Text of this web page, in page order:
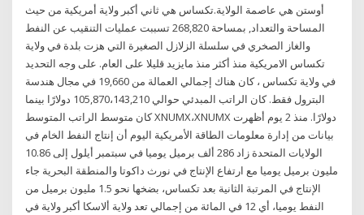
أوستن هي عاصمة الولاية.تكساس هي ثاني أكبر ولاية أمريكية من حيث
المساحة والتعداد, بمساحة 268,820 تسببت عمليات التنقيب عن النفط
والغاز الصخري في سلسلة الزلازل الصغيرة التي هزت بلدة في ولاية
تكساس الامريكية منذ أكثر منذ مايزيد قليلا على العام. على وجه التحديد
في ولاية تكساس ، كان هناك إجمالي العمالة من 19,660 في مجال هندسة
البترول فقط. كان الراتب المبدئي حوالي 105,870،143,210 دولارًا بينما
كان متوسط الراتب المتوسط XNUMX،XNUMX دولارًا. منذ 2 يوم أظهرت
بيانات من إدارة معلومات الطاقة الأمريكية اليوم أن إنتاج النفط الخام في
الولايات المتحدة زاد 286 ألف برميل يوميا في سبتمبر أيلول إلى 10.86
مليون برميل يوميا مع ارتفاع الإنتاج في نورث داكوتا والمنطقة البحرية جاء
الإنتاج في المرتبة الثانية بعد تكساس، بضخها نحو 1.5 مليون برميل من
النفط يوميا، أي 12 في المائة من إجمالي تعد ولاية ألاسكا أكبر ولاية في